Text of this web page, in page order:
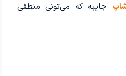
جاییه که می‌تونی منطقی